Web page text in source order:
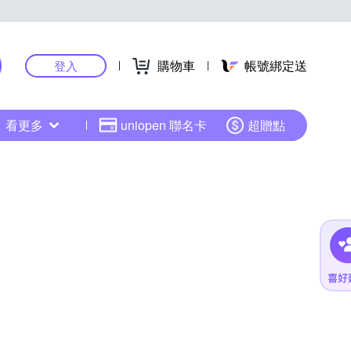
登入 購物車 帳號綁定送
看更多 uniopen 聯名卡 超贈點